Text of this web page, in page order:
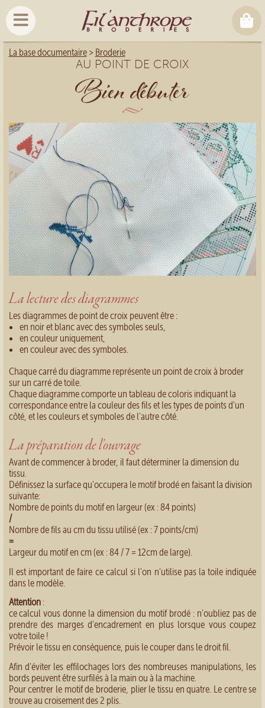
La base documentaire> Broderie
AU POINT DE CROIX
Bien débuter
La lecture des diagrammes
Les diagrammes de point de croix peuvent être :
en noir et blanc avec des symboles seuls,
en couleur uniquement,
en couleur avec des symboles.
Chaque carré du diagramme représente un point de croix à broder
sur un carré de toile.
Chaque diagramme comporte un tableau de coloris indiquant la
correspondance entre la couleur des fils et les types de points d'un
côté, et les couleurs et symboles de l'autre côté.
La préparation de l'ouvrage
Avant de commencer à broder, il faut déterminer la dimension du
tissu.
Définissez la surface qu'occupera le motif brodé en faisant la division
suivante:
Nombre de points du motif en largeur (ex : 84 points)
/
Nombre de fils au cm du tissu utilisé (ex : 7 points/cm)
=
Largeur du motif en cm (ex : 84 / 7 = 12cm de large).
Il est important de faire ce calcul si l'on n'utilise pas la toile indiquée
dans le modèle.
Attention :
ce calcul vous donne la dimension du motif brodé : n'oubliez pas de
prendre des marges d'encadrement en plus lorsque vous coupez
votre toile !
Prévoir le tissu en conséquence, puis le couper dans le droit fil.
Afin d'éviter les effilochages lors des nombreuses manipulations, les
bords peuvent être surfilés à la main ou à la machine.
Pour centrer le motif de broderie, plier le tissu en quatre. Le centre se
trouve au croisement des 2 plis.